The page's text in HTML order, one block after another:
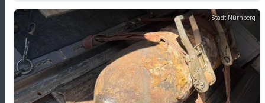
Stadt Nürnberg